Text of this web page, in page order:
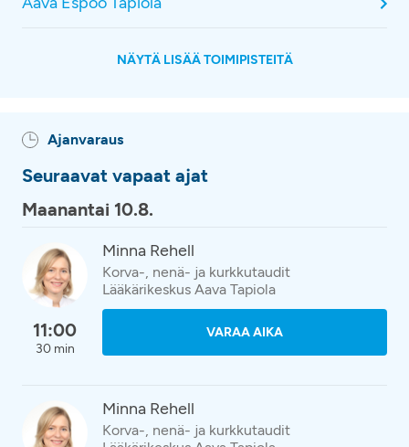
NÄYTÄ LISÄÄ TOIMIPISTEITÄ
Ajanvaraus
Seuraavat vapaat ajat
Maanantai 10.8.
11:00
30 min
Minna Rehell
Korva-, nenä- ja kurkkutaudit
Lääkärikeskus Aava Tapiola
VARAA AIKA
Minna Rehell
Korva-, nenä- ja kurkkutaudit